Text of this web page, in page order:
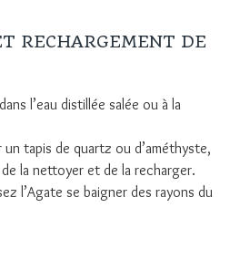
RECHARGEMENT DE
l’eau distillée salée ou à la
un tapis de quartz ou d’améthyste,
la nettoyer et de la recharger.
l’Agate se baigner des rayons du